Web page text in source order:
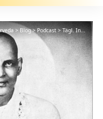
>Blog>Podcast>Tägl. Inspiration